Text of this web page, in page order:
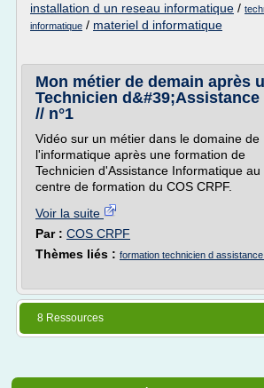
installation d un reseau informatique /
informatique / materiel d informatique
Mon métier de demain après
Technicien
// n°1
Vidéo sur un métier dans le domaine de
l'informatique après une formation de
Technicien d'Assistance Informatique au
centre de formation du COS CRPF.
Voir la suite
Par : COS CRPF
Thèmes liés : formation technicien d
8 Ressources